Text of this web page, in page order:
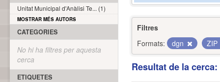
Filtres
Formats:
dgn ZIP
Resultat de la
Unitat Municipal d'Anàlisi Te... (1)
MOSTRAR MÉS AUTORS
CATEGORIES
No hi ha filtres per aquesta
cerca
ETIQUETES